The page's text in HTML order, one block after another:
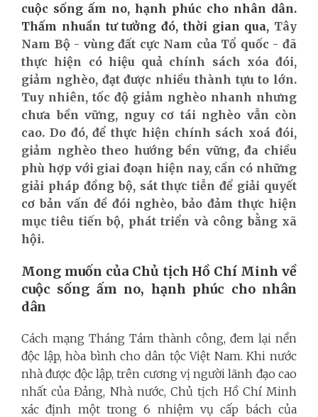
cuộc sống ấm no, hạnh phúc cho nhân dân.
Thấm nhuần tư tưởng đó, thời gian qua, Tây
Nam Bộ - vùng đất cực Nam của Tổ quốc - đã
thực hiện có hiệu quả chính sách xóa đói,
giảm nghèo, đạt được nhiều thành tựu to lớn.
Tuy nhiên, tốc độ giảm nghèo nhanh nhưng
chưa bền vững, nguy cơ tái nghèo vẫn còn
cao. Do đó, để thực hiện chính sách xoá đói,
giảm nghèo theo hướng bền vững, đa chiều
phù hợp với giai đoạn hiện nay, cần có những
giải pháp đồng bộ, sát thực tiễn để giải quyết
cơ bản vấn đề đói nghèo, bảo đảm thực hiện
mục tiêu tiến bộ, phát triển và công bằng xã
hội.
Mong muốn của Chủ tịch Hồ Chí Minh về
cuộc sống ấm no, hạnh phúc cho nhân
dân
Cách mạng Tháng Tám thành công, đem lại nền
độc lập, hòa bình cho dân tộc Việt Nam. Khi nước
nhà được độc lập,trên cương vị người lãnh đạo cao
nhất của Đảng, Nhà nước, Chủ tịch Hồ Chí Minh
xác định một trong 6 nhiệm vụ cấp bách của